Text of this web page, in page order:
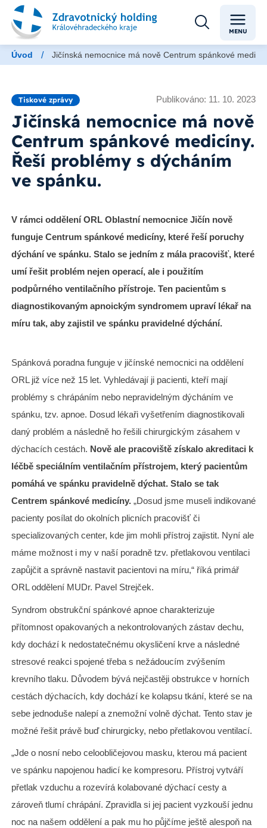
MENU
Úvod / Jičínská nemocnice má nově Centrum spánkové
Tiskové zprávy Publikováno: 11. 10. 2023
Jičínská nemocnice má nově
Centrum spánkové medicíny.
Řeší problémy s dýcháním
ve spánku.
V rámci oddělení ORL Oblastní nemocnice Jičín nově
funguje Centrum spánkové medicíny, které řeší poruchy
dýchání ve spánku. Stalo se jedním z mála pracovišť, které
umí řešit problém nejen operací, ale i použitím
podpůrného ventilačního přístroje. Ten pacientům s
diagnostikovaným apnoickým syndromem upraví lékař na
míru tak, aby zajistil ve spánku pravidelné dýchání.
Spánková poradna funguje v jičínské nemocnici na oddělení
ORL již více než 15 let. Vyhledávají ji pacienti, kteří mají
problémy s chrápáním nebo nepravidelným dýcháním ve
spánku, tzv. apnoe. Dosud lékaři vyšetřením diagnostikovali
daný problém a následně ho řešili chirurgickým zásahem v
dýchacích cestách. Nově ale pracoviště získalo akreditaci k
léčbě speciálním ventilačním přístrojem, který pacientům
pomáhá ve spánku pravidelně dýchat. Stalo se tak
Centrem spánkové medicíny. „Dosud jsme museli indikované
pacienty posílat do okolních plicních pracovišť či
specializovaných center, kde jim mohli přístroj zajistit. Nyní ale
máme možnost i my v naší poradně tzv. přetlakovou ventilaci
zapůjčit a správně nastavit pacientovi na míru,“ říká primář
ORL oddělení MUDr. Pavel Strejček.
Syndrom obstrukční spánkové apnoe charakterizuje
přítomnost opakovaných a nekontrolovaných zástav dechu,
kdy dochází k nedostatečnému okysličení krve a následné
stresové reakci spojené třeba s nežádoucím zvýšením
krevního tlaku. Důvodem bývá nejčastěji obstrukce v horních
cestách dýchacích, kdy dochází ke kolapsu tkání, které se na
sebe jednoduše nalepí a znemožní volně dýchat. Tento stav je
možné řešit právě buď chirurgicky, nebo přetlakovou ventilací.
„Jde o nosní nebo celoobličejovou masku, kterou má pacient
ve spánku napojenou hadicí ke kompresoru. Přístroj vytváří
přetlak vzduchu a rozevírá kolabované dýchací cesty a
zároveň tlumí chrápání. Zpravidla si jej pacient vyzkouší jednu
noc na našem oddělení a pak mu ho půjčíme ještě alespoň na